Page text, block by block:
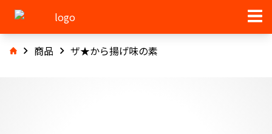
商品 ザ★から揚げ味の素